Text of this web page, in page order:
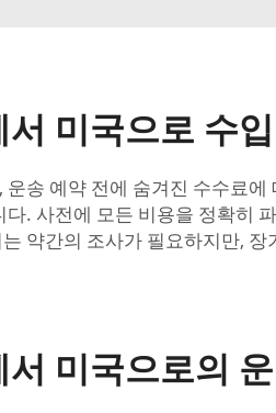
서 미국으로 수
운송 예약 전에 숨겨진 수수료
다. 사전에 모든 비용을 정확히
약간의 조사가 필요하지만,
서 미국으로의